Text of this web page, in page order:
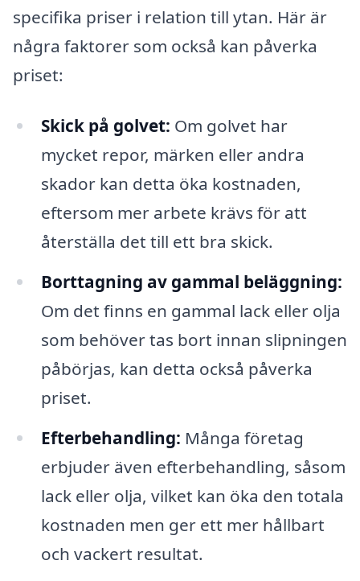
specifika priser i relation till ytan. Här är
några faktorer som också kan påverka
priset:
Skick på golvet: Om golvet har
mycket repor, märken eller andra
skador kan detta öka kostnaden,
eftersom mer arbete krävs för att
återställa det till ett bra skick.
Borttagning av gammal beläggning:
Om det finns en gammal lack eller olja
som behöver tas bort innan slipningen
påbörjas, kan detta också påverka
priset.
Efterbehandling: Många företag
erbjuder även efterbehandling, såsom
lack eller olja, vilket kan öka den totala
kostnaden men ger ett mer hållbart
och vackert resultat.